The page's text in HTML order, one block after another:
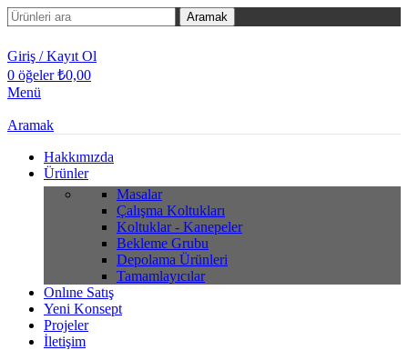
Aramak
Giriş / Kayıt Ol
0 öğeler ₺0,00
Menü
Aramak
Hakkımızda
Ürünler
Masalar
Çalışma Koltukları
Koltuklar - Kanepeler
Bekleme Grubu
Depolama Ürünleri
Tamamlayıcılar
Onlıne Satış
Yeni Konsept
Projeler
İletişim